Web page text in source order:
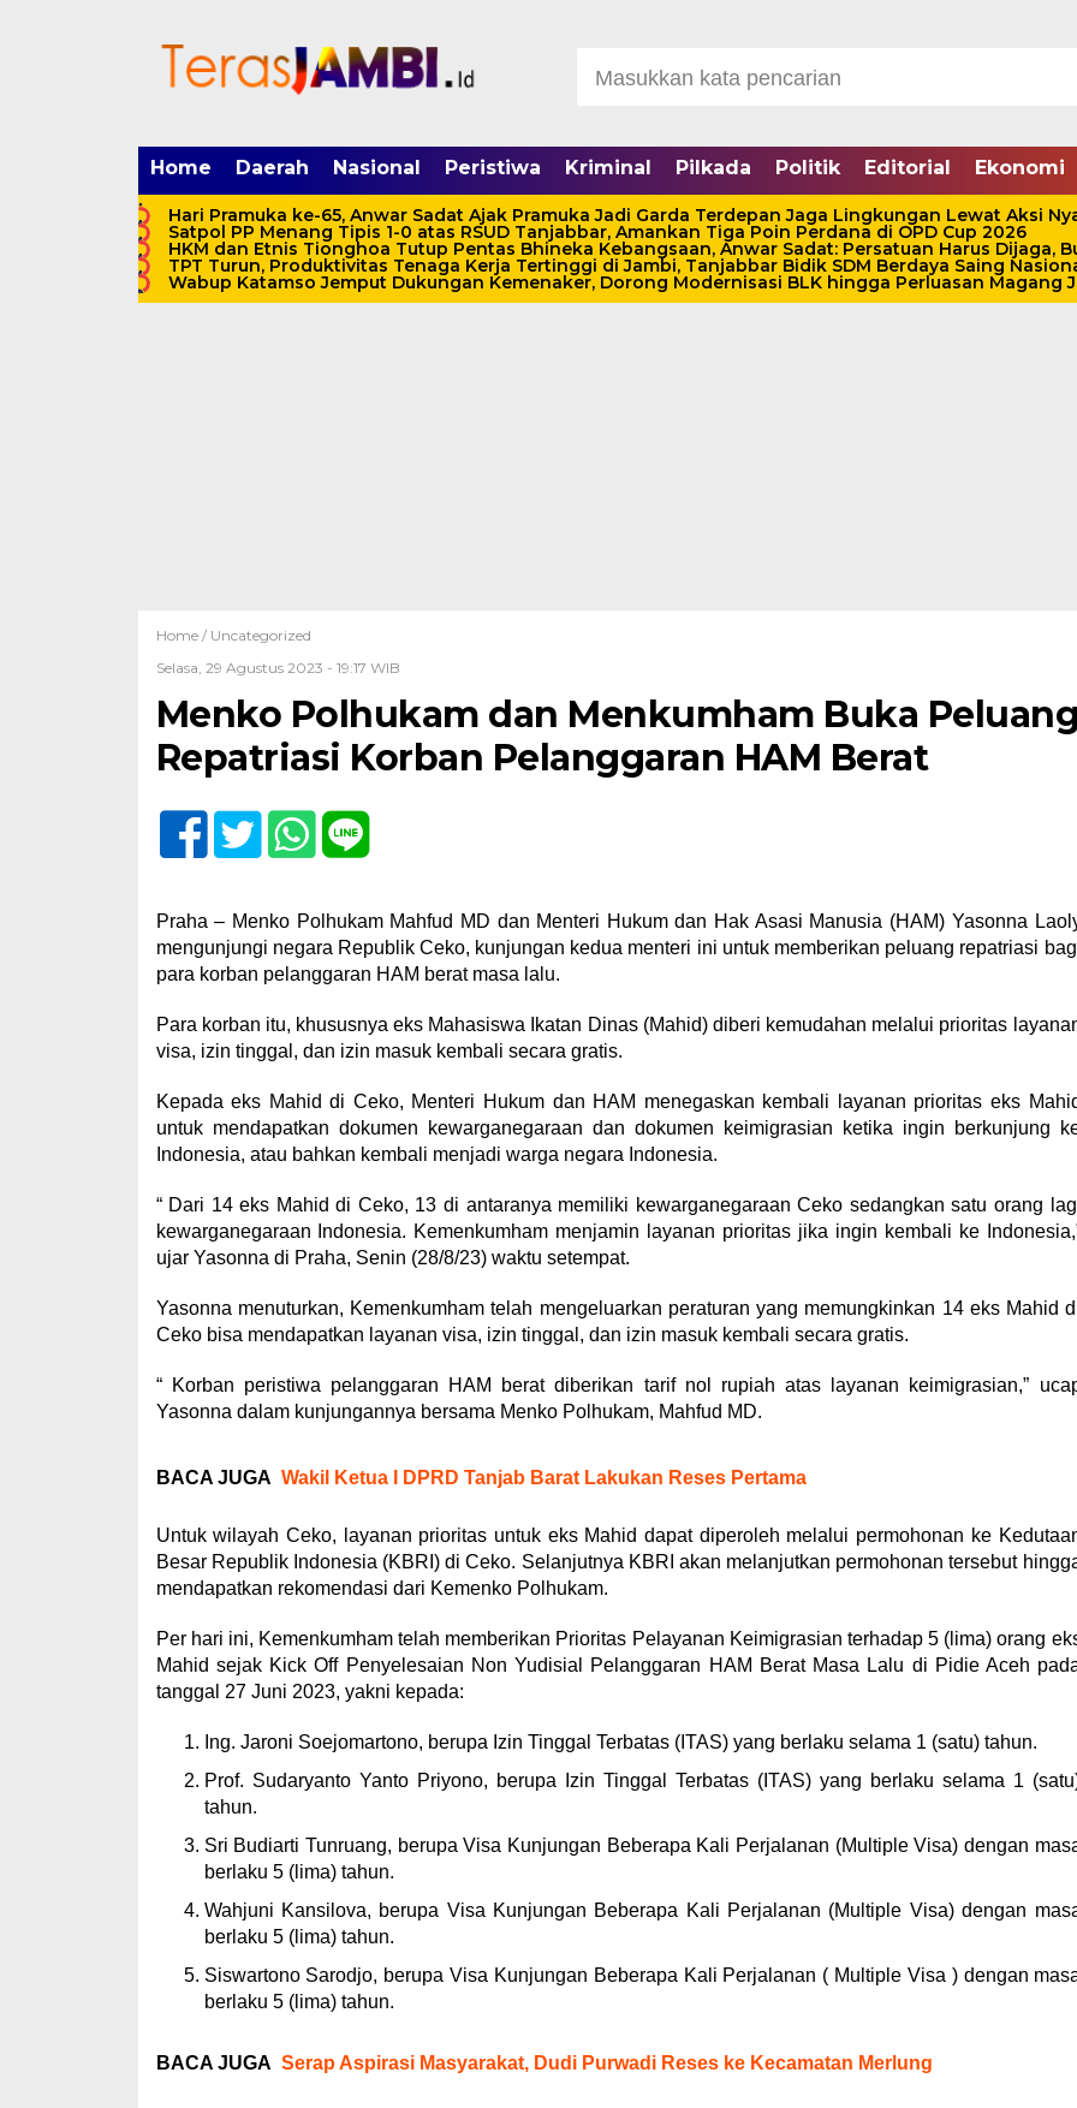
Home Daerah Nasional Peristiwa Kriminal Pilkada Politik Editorial Ekonomi
Hari Pramuka ke-65, Anwar Sadat Ajak Pramuka Jadi Garda Terdepan Jaga Lingkungan Lewat Aksi
Satpol PP Menang Tipis 1-0 atas RSUD Tanjabbar, Amankan Tiga Poin Perdana di OPD Cup 2026
HKM dan Etnis Tionghoa Tutup Pentas Bhineka Kebangsaan, Anwar Sadat: Persatuan Harus Dijaga,
TPT Turun, Produktivitas Tenaga Kerja Tertinggi di Jambi, Tanjabbar Bidik SDM Berdaya Saing
Wabup Katamso Jemput Dukungan Kemenaker, Dorong Modernisasi BLK hingga Perluasan Magang
Home / Uncategorized
Selasa, 29 Agustus 2023 - 19:17 WIB
Menko Polhukam dan Menkumham Buka Peluang
Repatriasi Korban Pelanggaran HAM Berat
Praha – Menko Polhukam Mahfud MD dan Menteri Hukum dan Hak Asasi Manusia (HAM) Yasonna
mengunjungi negara Republik Ceko, kunjungan kedua menteri ini untuk memberikan peluang repatriasi
para korban pelanggaran HAM berat masa lalu.
Para korban itu, khususnya eks Mahasiswa Ikatan Dinas (Mahid) diberi kemudahan melalui prioritas
visa, izin tinggal, dan izin masuk kembali secara gratis.
Kepada eks Mahid di Ceko, Menteri Hukum dan HAM menegaskan kembali layanan prioritas eks
untuk mendapatkan dokumen kewarganegaraan dan dokumen keimigrasian ketika ingin berkunjung
Indonesia, atau bahkan kembali menjadi warga negara Indonesia.
“ Dari 14 eks Mahid di Ceko, 13 di antaranya memiliki kewarganegaraan Ceko sedangkan satu orang
kewarganegaraan Indonesia. Kemenkumham menjamin layanan prioritas jika ingin kembali ke
ujar Yasonna di Praha, Senin (28/8/23) waktu setempat.
Yasonna menuturkan, Kemenkumham telah mengeluarkan peraturan yang memungkinkan 14 eks Mahid
Ceko bisa mendapatkan layanan visa, izin tinggal, dan izin masuk kembali secara gratis.
“ Korban peristiwa pelanggaran HAM berat diberikan tarif nol rupiah atas layanan keimigrasian,”
Yasonna dalam kunjungannya bersama Menko Polhukam, Mahfud MD.
BACA JUGA Wakil Ketua I DPRD Tanjab Barat Lakukan Reses Pertama
Untuk wilayah Ceko, layanan prioritas untuk eks Mahid dapat diperoleh melalui permohonan ke
Besar Republik Indonesia (KBRI) di Ceko. Selanjutnya KBRI akan melanjutkan permohonan tersebut
mendapatkan rekomendasi dari Kemenko Polhukam.
Per hari ini, Kemenkumham telah memberikan Prioritas Pelayanan Keimigrasian terhadap 5 (lima) orang
Mahid sejak Kick Off Penyelesaian Non Yudisial Pelanggaran HAM Berat Masa Lalu di Pidie Aceh
tanggal 27 Juni 2023, yakni kepada:
Ing. Jaroni Soejomartono, berupa Izin Tinggal Terbatas (ITAS) yang berlaku selama 1 (satu) tahun.
Prof. Sudaryanto Yanto Priyono, berupa Izin Tinggal Terbatas (ITAS) yang berlaku selama 1
tahun.
Sri Budiarti Tunruang, berupa Visa Kunjungan Beberapa Kali Perjalanan (Multiple Visa) dengan
berlaku 5 (lima) tahun.
Wahjuni Kansilova, berupa Visa Kunjungan Beberapa Kali Perjalanan (Multiple Visa) dengan
berlaku 5 (lima) tahun.
Siswartono Sarodjo, berupa Visa Kunjungan Beberapa Kali Perjalanan ( Multiple Visa ) dengan
berlaku 5 (lima) tahun.
BACA JUGA Serap Aspirasi Masyarakat, Dudi Purwadi Reses ke Kecamatan Merlung